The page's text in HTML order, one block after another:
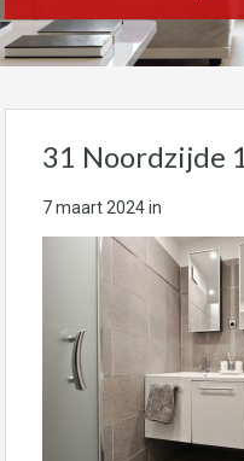
31 Noordzijde
7 maart 2024in